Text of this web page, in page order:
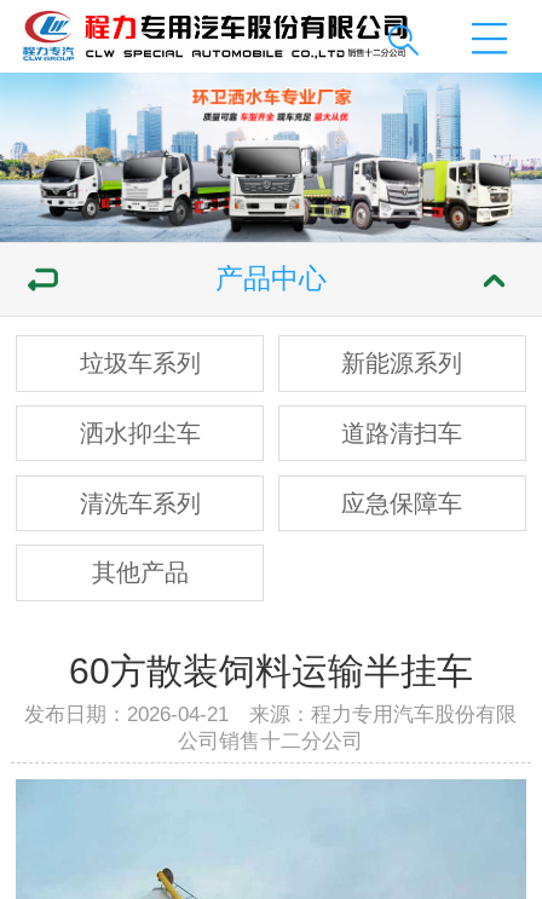
产品中心
垃圾车系列 新能源系列
洒水抑尘车 道路清扫车
清洗车系列 应急保障车
其他产品
60方散装饲料运输半挂车
发布日期：2026-04-21 来源：程力专用汽车股份有限
公司销售十二分公司